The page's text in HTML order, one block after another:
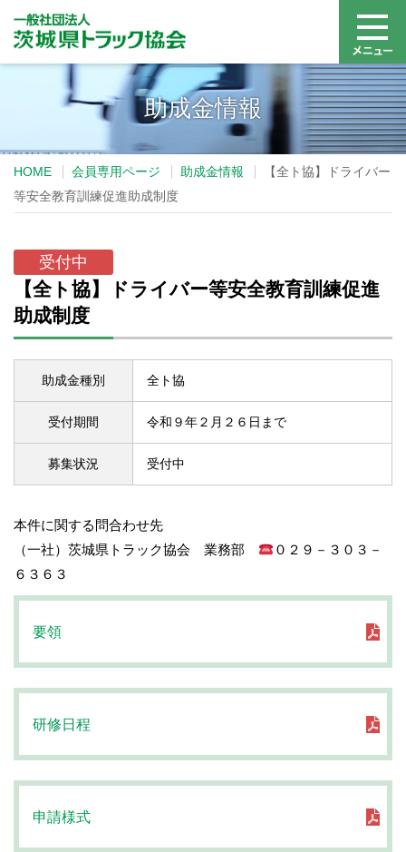
助成金情報
HOME 会員専用ページ 助成金情報
【全ト協】ドライバー
等安全教育訓練促進助成制度
受付中
【全ト協】ドライバー等安全教育訓練促進
助成制度
助成金種別 全ト協
受付期間 令和９年２月２６日まで
募集状況 受付中
本件に関する問合わせ先
（一社）茨城県トラック協会 業務部
０２９－３０３－
６３６３
要領
研修日程
申請様式